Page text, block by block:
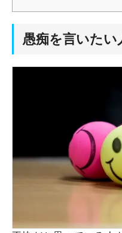
愚痴を言いたい